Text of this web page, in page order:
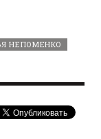
НЕПОМЕНКО